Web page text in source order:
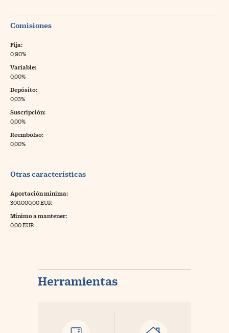
Comisiones
Fija:
0,90%
Variable:
0,00%
Depósito:
0,03%
Suscripción:
0,00%
Reembolso:
0,00%
Otras características
Aportación mínima:
300.000,00 EUR
Mínimo a mantener:
0,00 EUR
Herramientas